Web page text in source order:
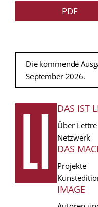
PDF
Die kommende
September 2026.
DAS IST
Über Lettre
Netzwerk
DAS
Projekte
IMAGE